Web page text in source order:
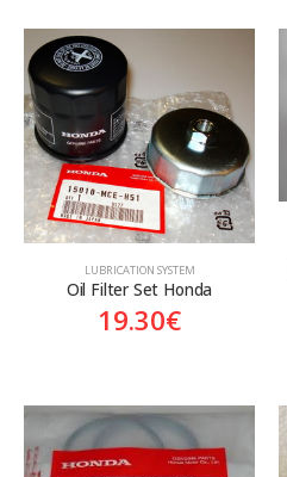
LUBRICATION SYSTEM
Oil Filter Set Honda
19.30€